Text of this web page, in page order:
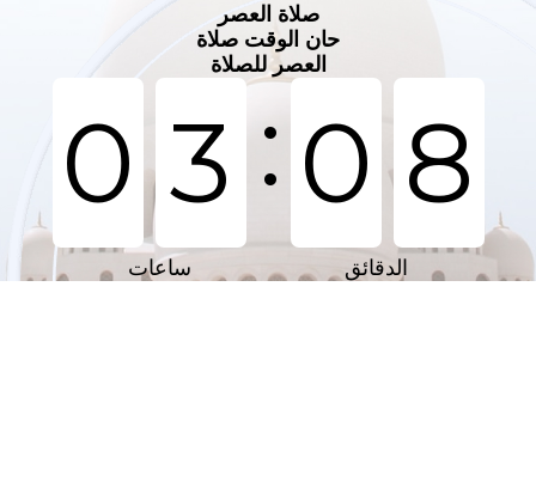
صلاة العصر
حان الوقت صلاة
العصر للصلاة
0 3 : 0 8
ساعات الدقائق